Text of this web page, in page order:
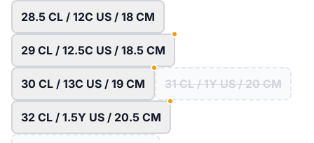
28.5 CL / 12C US / 18 CM
29 CL / 12.5C US / 18.5 CM
30 CL / 13C US / 19 CM 31 CL / 1Y US / 20 CM
32 CL / 1.5Y US / 20.5 CM